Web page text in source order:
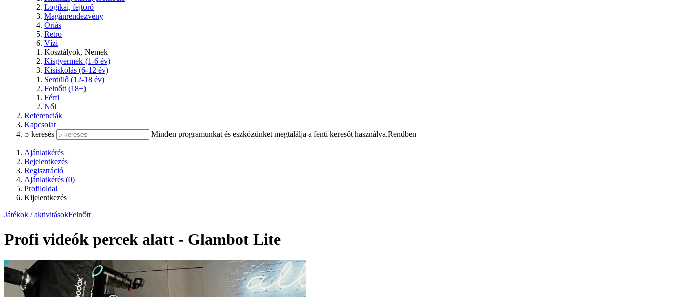
Logikai, fejtörő
Magánrendezvény
Óriás
Retro
Vízi
Kosztályok, Nemek
Kisgyermek (1-6 év)
Kisiskolás (6-12 év)
Serdülő (12-18 év)
Felnőtt (18+)
Férfi
Női
Referenciák
Kapcsolat
⌕ keresés
Minden programunkat és eszközünket megtalálja a fenti keresőt használva.Rendben
Ajánlatkérés
Bejelentkezés
Regisztráció
Ajánlatkérés (0)
Profiloldal
Kijelentkezés
Játékok / aktivitásokFelnőtt
Profi videók percek alatt - Glambot Lite